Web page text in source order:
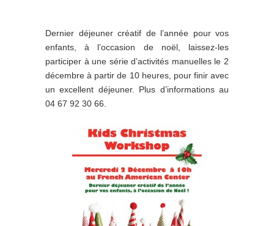
Dernier déjeuner créatif de l’année pour vos
enfants, à l’occasion de noël, laissez-les
participer à une série d’activités manuelles le 2
décembre à partir de 10 heures, pour finir avec
un excellent déjeuner. Plus d’informations au
04 67 92 30 66.